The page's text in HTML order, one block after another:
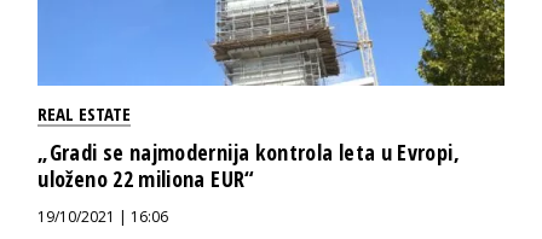
REAL ESTATE
„Gradi se najmodernija kontrola leta u Evropi,
uloženo 22 miliona EUR“
19/10/2021 | 16:06